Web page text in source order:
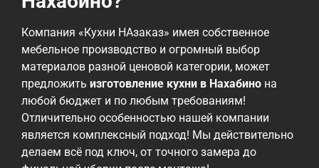
Компания «Кухни НАзаказ» имея собственное
мебельное производство и огромный выбор
материалов разной ценовой категории, может
предложить изготовление кухни в Нахабино на
любой бюджет и по любым требованиям!
Отличительно особенностью нашей компании
является комплексный подход! Мы действительно
делаем всё под ключ, от точного замера до